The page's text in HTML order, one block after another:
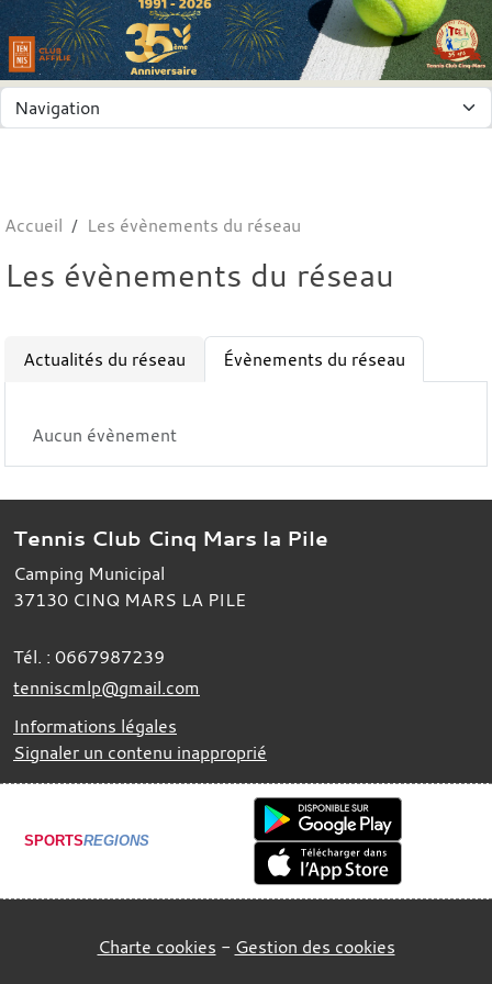
Accueil Les évènements du réseau
Les évènements du réseau
Actualités du réseau Évènements du réseau
Aucun évènement
Tennis Club Cinq Mars la Pile
Camping Municipal
37130 CINQ MARS LA PILE
Tél. : 0667987239
tenniscmlp@gmail.com
Informations légales
Signaler un contenu inapproprié
SPORTSREGIONS
Charte cookies Gestion des cookies
Panneau de gestion des cookies